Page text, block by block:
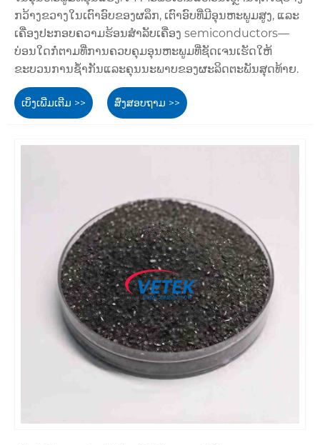
ກວ້າງຂວາງໃນເຕົາອົບຂອງຜລຶກ, ເຕົາອົບທີ່ມີອຸນຫະພູມສູງ, ແລະ
ເຄື່ອງປະກອບຄວາມຮ້ອນສໍາລັບເຄື່ອງ semiconductors—
ບ່ອນໃດກໍ່ຕາມທີ່ການຄວບຄຸມອຸນຫະພູມທີ່ຊັດເຈນເຮັດໃຫ້
ຂະບວນການຊ້ໍາກັນແລະຄຸນນະພາບຂອງຜະລິດຕະພັນສຸດທ້າຍ.
ເບິ່ງເພີ່ມເຕີມ >> ສົ່ງສອບຖາມ >>